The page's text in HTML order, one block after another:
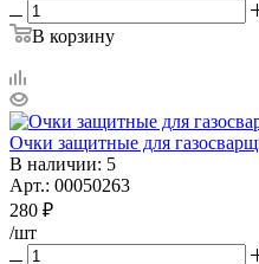
В корзину
Очки защитные для
В наличии: 5
Арт.: 00050263
280 ₽
/шт